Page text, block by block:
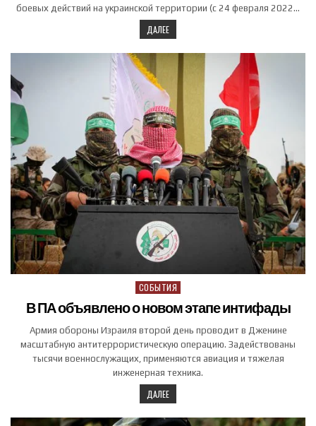
боевых действий на украинской территории (с 24 февраля 2022…
ДАЛЕЕ
Posted in
СОБЫТИЯ
В ПА объявлено о новом этапе интифады
Армия обороны Израиля второй день проводит в Дженине
масштабную антитеррористическую операцию. Задействованы
тысячи военнослужащих, применяются авиация и тяжелая
инженерная техника.
ДАЛЕЕ